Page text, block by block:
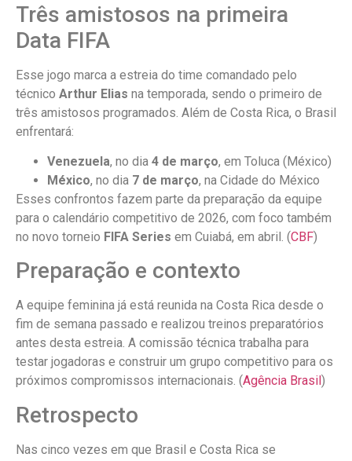
Três amistosos na primeira
Data FIFA
Esse jogo marca a estreia do time comandado pelo
técnico Arthur Elias na temporada, sendo o primeiro de
três amistosos programados. Além de Costa Rica, o Brasil
enfrentará:
Venezuela, no dia 4 de março, em Toluca (México)
México, no dia 7 de março, na Cidade do México
Esses confrontos fazem parte da preparação da equipe
para o calendário competitivo de 2026, com foco também
no novo torneio FIFA Series em Cuiabá, em abril. (CBF)
Preparação e contexto
A equipe feminina já está reunida na Costa Rica desde o
fim de semana passado e realizou treinos preparatórios
antes desta estreia. A comissão técnica trabalha para
testar jogadoras e construir um grupo competitivo para os
próximos compromissos internacionais. (Agência Brasil )
Retrospecto
Nas cinco vezes em que Brasil e Costa Rica se